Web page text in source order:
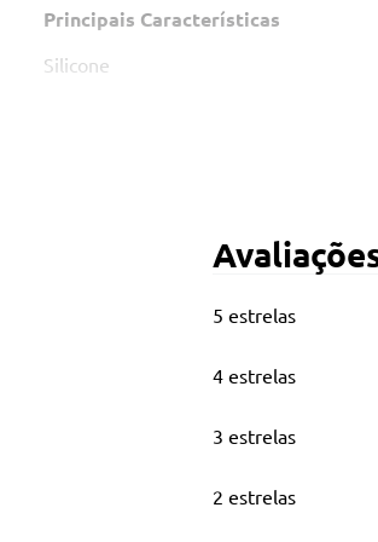
Principais Características
Silicone
5 estrelas
4 estrelas
3 estrelas
2 estrelas